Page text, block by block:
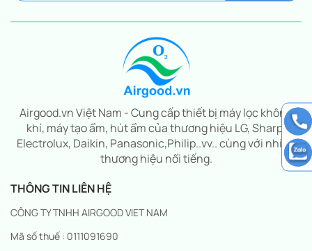
Airgood.vn Việt Nam - Cung cấp thiết bị máy lọc không
khí, máy tạo ẩm, hút ẩm của thương hiệu LG, Sharp,
Electrolux, Daikin, Panasonic,Philip..vv.. cùng với nhiều
thương hiệu nổi tiếng.
THÔNG TIN LIÊN HỆ
CÔNG TY TNHH AIRGOOD VIET NAM
Mã số thuế : 0111091690